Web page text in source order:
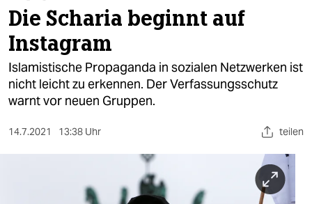
politik
öko
gesellschaft
sport
Die Scharia beginnt auf
Instagram
Islamistische Propaganda in sozialen Netzwerken ist
nicht leicht zu erkennen. Der Verfassungsschutz
warnt vor neuen Gruppen.
14.7.2021 13:38 Uhr teilen